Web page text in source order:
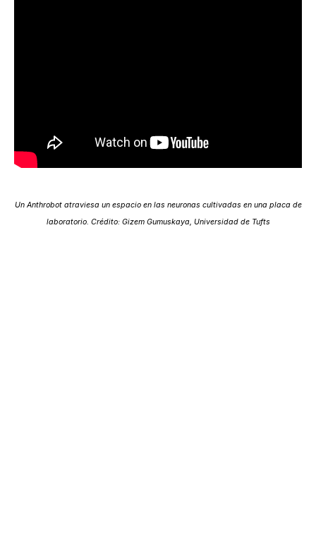
Un Anthrobot atraviesa un espacio en las neuronas cultivadas en una placa de
laboratorio. Crédito: Gizem Gumuskaya, Universidad de Tufts